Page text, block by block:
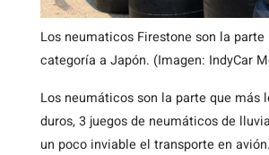
Los neumaticos Firestone son la
categoría a Japón. (Imagen: IndyCar
Los neumáticos son la parte que
duros, 3 juegos de neumáticos de
un poco inviable el transporte en